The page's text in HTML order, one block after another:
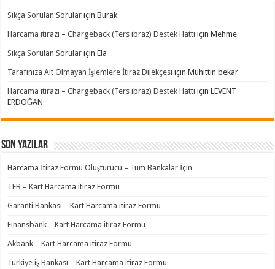
Sıkça Sorulan Sorular içinBurak
Harcama itirazı – Chargeback (Ters ibraz) Destek Hattı içinMehme
Sıkça Sorulan Sorular içinEla
Tarafınıza Ait Olmayan İşlemlere İtiraz Dilekçesi içinMuhittin bekar
Harcama itirazı – Chargeback (Ters ibraz) Destek Hattı içinLEVENT
ERDOĞAN
Son Yazılar
Harcama İtiraz Formu Oluşturucu – Tüm Bankalar İçin
TEB – Kart Harcama itiraz Formu
Garanti Bankası – Kart Harcama itiraz Formu
Finansbank – Kart Harcama itiraz Formu
Akbank – Kart Harcama itiraz Formu
Türkiye iş Bankası – Kart Harcama itiraz Formu